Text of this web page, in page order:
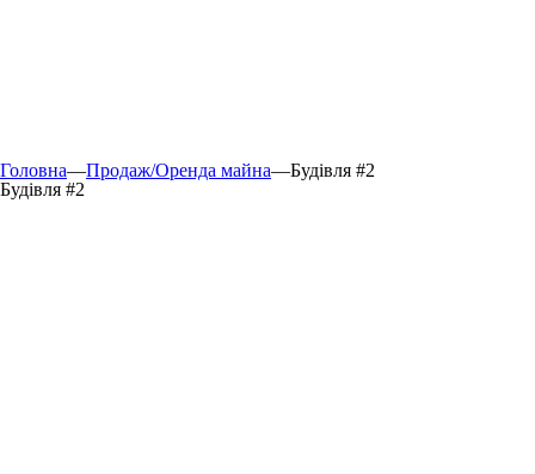
Головна—Продаж/Оренда майна—Будівля #2
Будівля #2